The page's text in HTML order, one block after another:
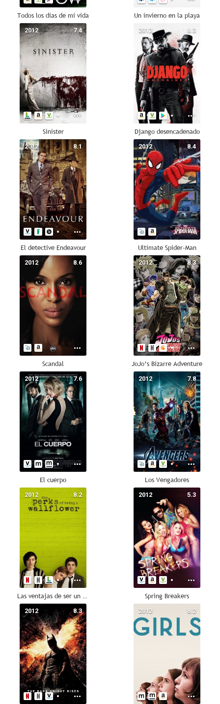
Todos los días de mi vida Un invierno en la playa
7.4
2012
Sinister
8.3
2012
Django desencadenado
8.1
2012
El detective Endeavour
8.4
2012
Ultimate Spider-Man
8.6
2012
Scandal
8.3
2012
JoJo’s Bizarre Adventure
7.6
2012
El cuerpo
7.8
2012
Los Vengadores
8.2
2012
Las ventajas de ser un marginado
5.3
2012
Spring Breakers
8.3
2012 8.2
2012